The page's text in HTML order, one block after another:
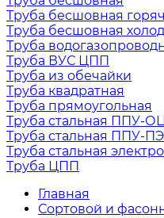
Труба бесшовная
Труба бесшовная
Труба
Труба ВУС ЦПП
Труба из обечайки
Труба квадратная
Труба прямоугольная
Труба стальная ППУ-
Труба стальная ППУ-ПЭ
Труба стальная
Труба ЦПП
Главная
Сортовой и